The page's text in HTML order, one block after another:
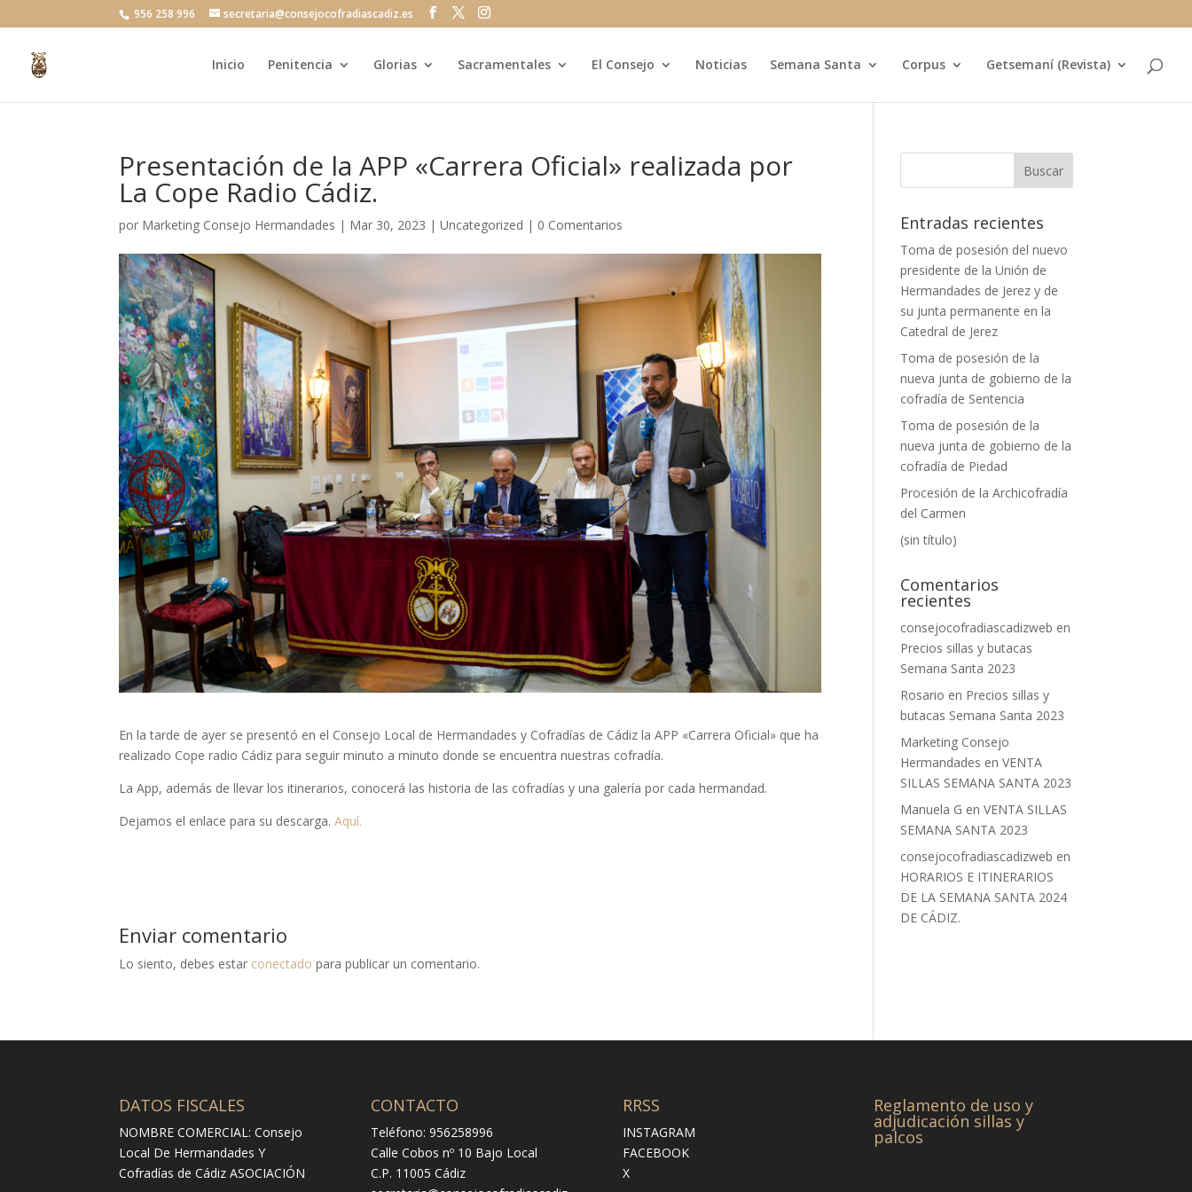
956 258 996 secretaria@consejocofradiascadiz.es
Inicio Penitencia Glorias Sacramentales El Consejo Noticias Semana Santa Corpus Getsemaní (Revista)
Presentación de la APP «Carrera Oficial» realizada por
La Cope Radio Cádiz.
por Marketing Consejo Hermandades | Mar 30, 2023 |Uncategorized | 0 Comentarios
En la tarde de ayer se presentó en el Consejo Local de Hermandades y Cofradías de Cádiz la APP «Carrera Oficial» que ha
realizado Cope radio Cádiz para seguir minuto a minuto donde se encuentra nuestras cofradía.
La App, además de llevar los itinerarios, conocerá las historia de las cofradías y una galería por cada hermandad.
Dejamos el enlace para su descarga.Aquí.
Enviar comentario
Lo siento, debes estar conectado para publicar un comentario.
Entradas recientes
Toma de posesión del nuevo
presidente de la Unión de
Hermandades de Jerez y de
su junta permanente en la
Catedral de Jerez
Toma de posesión de la
nueva junta de gobierno de la
cofradía de Sentencia
Toma de posesión de la
nueva junta de gobierno de la
cofradía de Piedad
Procesión de la Archicofradía
del Carmen
(sin título)
Comentarios
recientes
consejocofradiascadizweb en
Precios sillas y butacas
Semana Santa 2023
Rosario en Precios sillas y
butacas Semana Santa 2023
Marketing Consejo
Hermandades enVENTA
SILLAS SEMANA SANTA 2023
Manuela G enVENTA SILLAS
SEMANA SANTA 2023
consejocofradiascadizweb en
HORARIOS E ITINERARIOS
DE LA SEMANA SANTA 2024
DE CÁDIZ.
DATOS FISCALES
NOMBRE COMERCIAL: Consejo
Local De Hermandades Y
Cofradías de Cádiz ASOCIACIÓN
CONTACTO
Teléfono: 956258996
Calle Cobos nº 10 Bajo Local
C.P. 11005 Cádiz
RRSS
INSTAGRAM
FACEBOOK
X
Reglamento de uso y
adjudicación sillas y
palcos